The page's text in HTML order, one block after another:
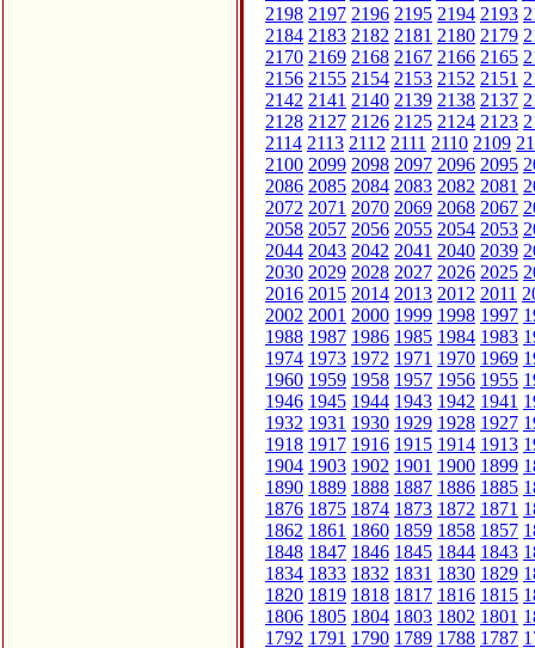
2198 2197 2196 2195 2194 2193
2184 2183 2182 2181 2180 2179
2170 2169 2168 2167 2166 2165
2156 2155 2154 2153 2152 2151
2142 2141 2140 2139 2138 2137
2128 2127 2126 2125 2124 2123
2114 2113 2112 2111 2110 2109
2100 2099 2098 2097 2096 2095
2086 2085 2084 2083 2082 2081
2072 2071 2070 2069 2068 2067
2058 2057 2056 2055 2054 2053
2044 2043 2042 2041 2040 2039
2030 2029 2028 2027 2026 2025
2016 2015 2014 2013 2012 2011
2002 2001 2000 1999 1998 1997
1988 1987 1986 1985 1984 1983
1974 1973 1972 1971 1970 1969
1960 1959 1958 1957 1956 1955
1946 1945 1944 1943 1942 1941
1932 1931 1930 1929 1928 1927
1918 1917 1916 1915 1914 1913
1904 1903 1902 1901 1900 1899
1890 1889 1888 1887 1886 1885
1876 1875 1874 1873 1872 1871
1862 1861 1860 1859 1858 1857
1848 1847 1846 1845 1844 1843
1834 1833 1832 1831 1830 1829
1820 1819 1818 1817 1816 1815
1806 1805 1804 1803 1802 1801
1792 1791 1790 1789 1788 1787